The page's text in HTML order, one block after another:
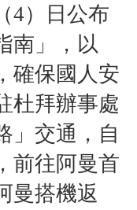
4）日公布
南」，以
確保國人安
杜拜辦事處
」交通，自
前往阿曼首
曼搭機返